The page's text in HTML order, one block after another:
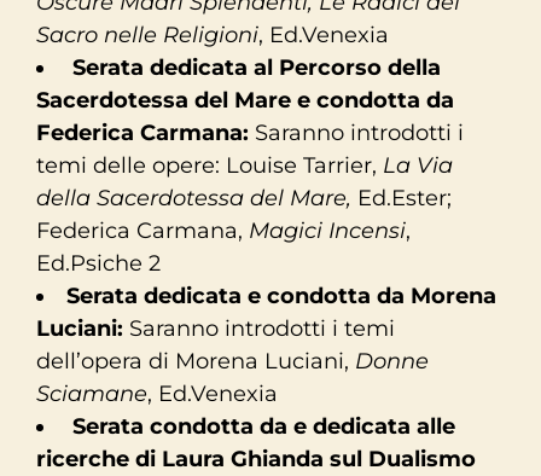
Sacro nelle Religioni, Ed.Venexia
Serata dedicata al Percorso della
Sacerdotessa del Mare e condotta da
Federica Carmana: Saranno introdotti i
temi delle opere: Louise Tarrier, La Via
della Sacerdotessa del Mare, Ed.Ester;
Federica Carmana, Magici Incensi,
Ed.Psiche 2
Serata dedicata e condotta da Morena
Luciani: Saranno introdotti i temi
dell’opera di Morena Luciani, Donne
Sciamane, Ed.Venexia
Serata condotta da e dedicata alle
ricerche di Laura Ghianda sul Dualismo